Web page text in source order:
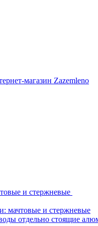
и стержневые
мачтовые и стержневые
отдельно стоящие